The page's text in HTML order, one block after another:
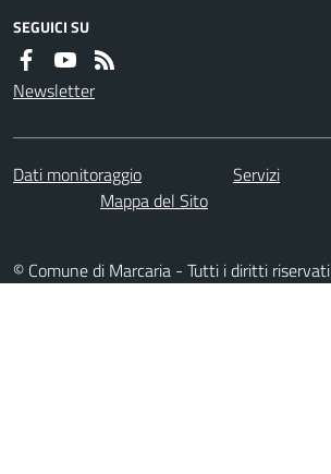
SEGUICI SU
Newsletter
Dati monitoraggio Servizi
Mappa del Sito
© Comune di Marcaria - Tutti i diritti riservati